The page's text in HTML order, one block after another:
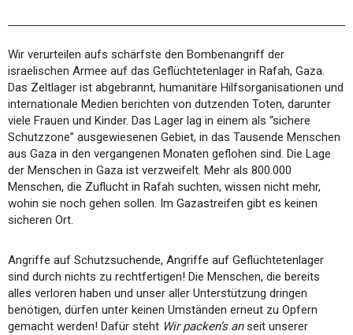
Wir verurteilen aufs schärfste den Bombenangriff der
israelischen Armee auf das Geflüchtetenlager in Rafah, Gaza.
Das Zeltlager ist abgebrannt, humanitäre Hilfsorganisationen und
internationale Medien berichten von dutzenden Toten, darunter
viele Frauen und Kinder. Das Lager lag in einem als “sichere
Schutzzone” ausgewiesenen Gebiet, in das Tausende Menschen
aus Gaza in den vergangenen Monaten geflohen sind. Die Lage
der Menschen in Gaza ist verzweifelt. Mehr als 800.000
Menschen, die Zuflucht in Rafah suchten, wissen nicht mehr,
wohin sie noch gehen sollen. Im Gazastreifen gibt es keinen
sicheren Ort.
Angriffe auf Schutzsuchende, Angriffe auf Geflüchtetenlager
sind durch nichts zu rechtfertigen! Die Menschen, die bereits
alles verloren haben und unser aller Unterstützung dringen
benötigen, dürfen unter keinen Umständen erneut zu Opfern
gemacht werden! Dafür steht Wir packen’s anseit unserer